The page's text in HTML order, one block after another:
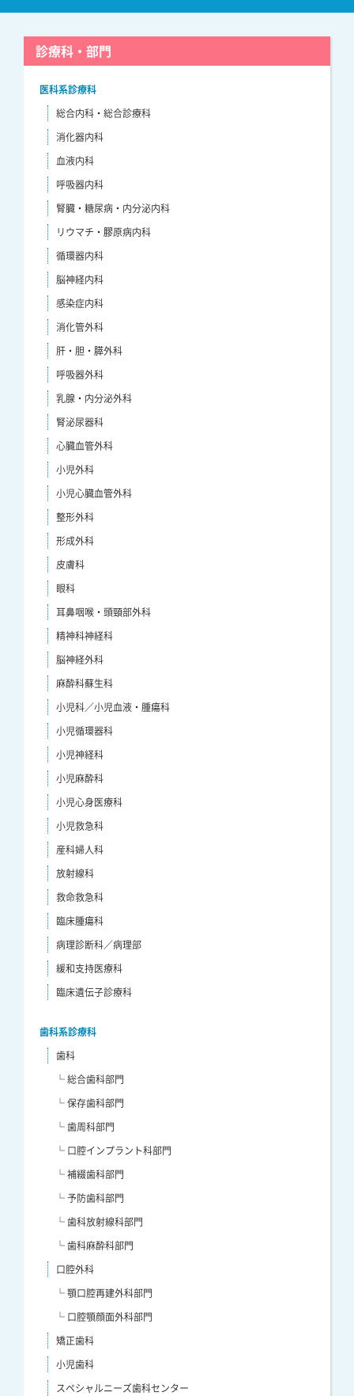
診療科・部門
医科系診療科
総合内科・総合診療科
消化器内科
血液内科
呼吸器内科
腎臓・糖尿病・内分泌内科
リウマチ・膠原病内科
循環器内科
脳神経内科
感染症内科
消化管外科
肝・胆・膵外科
呼吸器外科
乳腺・内分泌外科
腎泌尿器科
心臓血管外科
小児外科
小児心臓血管外科
整形外科
形成外科
皮膚科
眼科
耳鼻咽喉・頭頸部外科
精神科神経科
脳神経外科
麻酔科蘇生科
小児科／小児血液・腫瘍科
小児循環器科
小児神経科
小児麻酔科
小児心身医療科
小児救急科
産科婦人科
放射線科
救命救急科
臨床腫瘍科
病理診断科／病理部
緩和支持医療科
臨床遺伝子診療科
歯科系診療科
歯科
└ 総合歯科部門
└ 保存歯科部門
└ 歯周科部門
└ 口腔インプラント科部門
└ 補綴歯科部門
└ 予防歯科部門
└ 歯科放射線科部門
└ 歯科麻酔科部門
口腔外科
└ 顎口腔再建外科部門
└ 口腔顎顔面外科部門
矯正歯科
小児歯科
スペシャルニーズ歯科センター